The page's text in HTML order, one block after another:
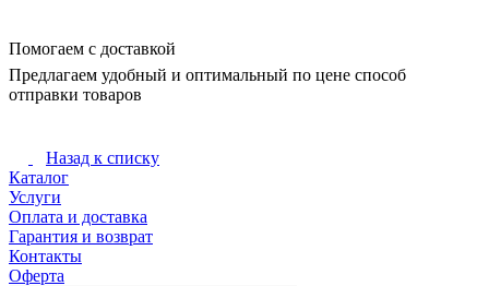
Помогаем с доставкой
Предлагаем удобный и оптимальный по цене способ
отправки товаров
Назад к списку
Каталог
Услуги
Оплата и доставка
Гарантия и возврат
Контакты
Оферта